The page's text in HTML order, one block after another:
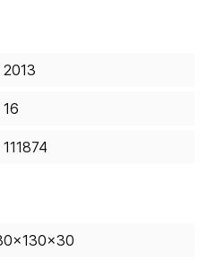
окошки и
для чтения вслух и
слов.
и крупный жирный шрифт
интерес к
2013
16
111874